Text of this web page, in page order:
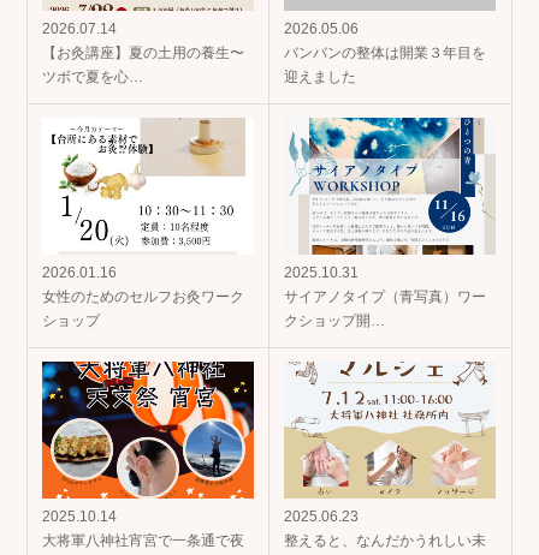
2026.07.14
【お灸講座】夏の土用の養生〜
ツボで夏を心…
2026.05.06
バンバンの整体は開業３年目を
迎えました
2026.01.16
女性のためのセルフお灸ワーク
ショップ
2025.10.31
サイアノタイプ（青写真）ワー
クショップ開…
2025.10.14
大将軍八神社宵宮で一条通で夜
2025.06.23
整えると、なんだかうれしい未